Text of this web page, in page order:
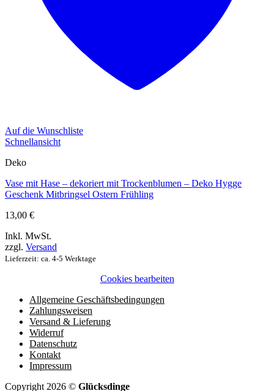
Auf die Wunschliste
Schnellansicht
Deko
Vase mit Hase – dekoriert mit Trockenblumen – Deko Hygge
Geschenk Mitbringsel Ostern Frühling
13,00 €
Inkl. MwSt.
zzgl. Versand
Lieferzeit: ca. 4-5 Werktage
Cookies bearbeiten
Allgemeine Geschäftsbedingungen
Zahlungsweisen
Versand & Lieferung
Widerruf
Datenschutz
Kontakt
Impressum
Copyright 2026 © Glücksdinge